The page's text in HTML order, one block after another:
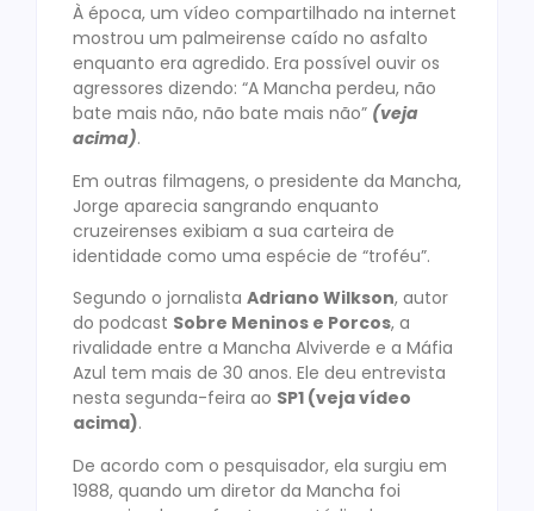
À época, um vídeo compartilhado na internet
mostrou um palmeirense caído no asfalto
enquanto era agredido. Era possível ouvir os
agressores dizendo: “A Mancha perdeu, não
bate mais não, não bate mais não” (veja
acima).
Em outras filmagens, o presidente da Mancha,
Jorge aparecia sangrando enquanto
cruzeirenses exibiam a sua carteira de
identidade como uma espécie de “troféu”.
Segundo o jornalista Adriano Wilkson, autor
do podcast Sobre Meninos e Porcos, a
rivalidade entre a Mancha Alviverde e a Máfia
Azul tem mais de 30 anos. Ele deu entrevista
nesta segunda-feira ao SP1 (veja vídeo
acima).
De acordo com o pesquisador, ela surgiu em
1988, quando um diretor da Mancha foi